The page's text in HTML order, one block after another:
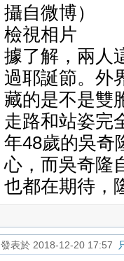
攝自微博）
檢視相片
據了解，兩人
過耶誕節。外
藏的是不是雙
走路和站姿完
年48歲的吳奇
心，而吳奇隆
也都在期待，
發表於 2018-12-20 17:57